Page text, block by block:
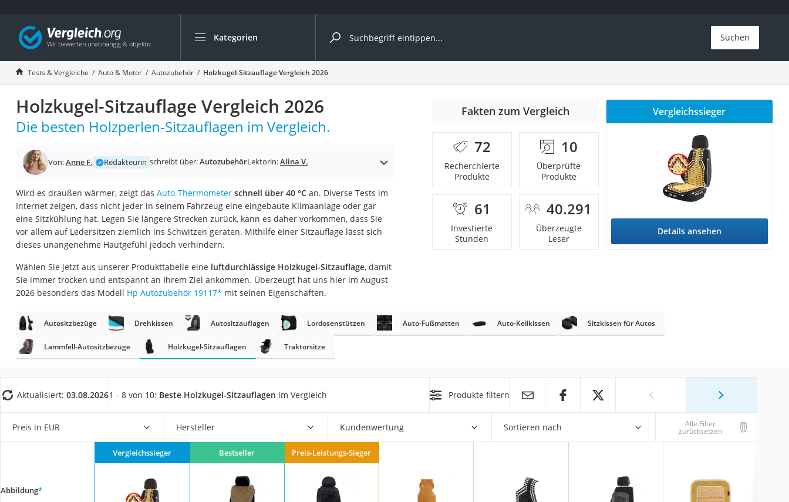
Kategorien
Die beliebtesten Vergleiche nach Kategorie
Auto & Motor
Fahrradträger-Anhängerkupplung (4 Fahrräder)
Fahrradträger
Fahrradträger (Anhängerkupplung)
Fahrradträger 3 Fahrräder
Benzinkanister (20 l)
Fahrradträger E-Bike
Benzinkanister
Marderschreck
AGM-Batterie Wohnmobil
Thule-Fahrradträger
Sommerreifen 205/55 R16
Autobatterie-Ladegerät
Felgenbaum
Diesel-Additiv
Wagenheber
Suchen
Tests & Vergleiche Auto & Motor Autozubehör Holzkugel-Sitzauflage Vergleich 2026
Holzkugel-Sitzauflage Vergleich 2026
Die besten Holzperlen-Sitzauflagen im Vergleich.
Von:Anne F. Redakteurin schreibt über:AutozubehörLektorin:Alina V.
Wird es draußen wärmer, zeigt das Auto-Thermometer schnell über 40 °Can. Diverse Tests im
Internet zeigen, dass nicht jeder in seinem Fahrzeug eine eingebaute Klimaanlage oder gar
eine Sitzkühlung hat. Legen Sie längere Strecken zurück, kann es daher vorkommen, dass Sie
vor allem auf Ledersitzen ziemlich ins Schwitzen geraten. Mithilfe einer Sitzauflage lässt sich
dieses unangenehme Hautgefühl jedoch verhindern.
Wählen Sie jetzt aus unserer Produkttabelle eine luftdurchlässige Holzkugel-Sitzauflage, damit
Sie immer trocken und entspannt an Ihrem Ziel ankommen. Überzeugt hat uns hier im August
2026 besonders das Modell Hp Autozubehör 19117* mit seinen Eigenschaften.
Fakten zum Vergleich
72
Recherchierte
Produkte
10
Überprüfte
Produkte
61
Investierte
Stunden
40.291
Überzeugte
Leser
Vergleichssieger
Details ansehen
Autositzbezüge Drehkissen Autositzauflagen Lordosenstützen Auto-Fußmatten Auto-Keilkissen Sitzkissen für Autos
Lammfell-Autositzbezüge Holzkugel-Sitzauflagen Traktorsitze
Aktualisiert: 03.08.20261 - 8 von 10: Beste Holzkugel-Sitzauflagen im Vergleich Produkte filtern
Preis in EUR Hersteller Kundenwertung Sortieren nach Alle Filter
zurücksetzen
Abbildung*
Vergleichssieger Bestseller Preis-Leistungs-Sieger